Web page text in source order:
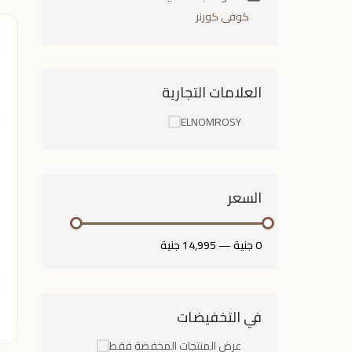
كوفى كورنر
العلامات التجارية
ELNOMROSY
السعر
0 جنية —14,995 جنية
في التخفيضات
عرض المنتجات المخفضة فقط